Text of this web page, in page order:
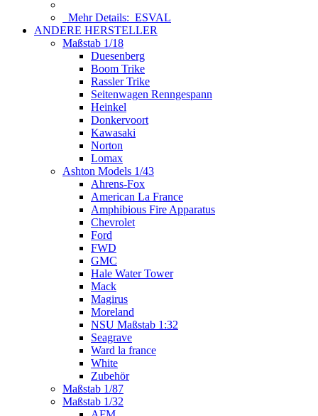
Mehr Details: ESVAL
ANDERE HERSTELLER
Maßstab 1/18
Duesenberg
Boom Trike
Rassler Trike
Seitenwagen Renngespann
Heinkel
Donkervoort
Kawasaki
Norton
Lomax
Ashton Models 1/43
Ahrens-Fox
American La France
Amphibious Fire Apparatus
Chevrolet
Ford
FWD
GMC
Hale Water Tower
Mack
Magirus
Moreland
NSU Maßstab 1:32
Seagrave
Ward la france
White
Zubehör
Maßstab 1/87
Maßstab 1/32